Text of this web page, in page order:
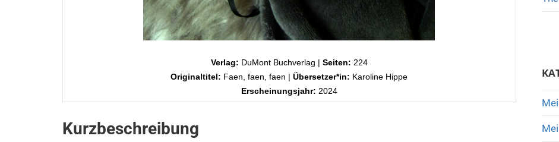
Verlag: DuMont Buchverlag | Seiten: 224
Originaltitel: Faen, faen, faen | Übersetzer*in: Karoline Hippe
Erscheinungsjahr: 2024
Kurzbeschreibung